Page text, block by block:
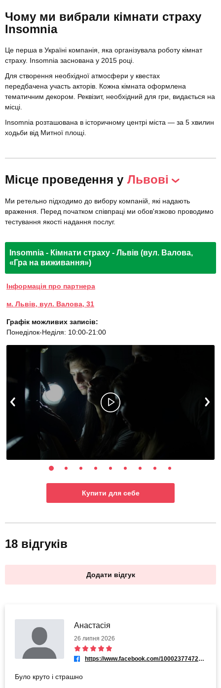
Чому ми вибрали кімнати страху
Insomnia
Це перша в Україні компанія, яка організувала роботу кімнат
страху. Insomnia заснована у 2015 році.
Для створення необхідної атмосфери у квестах
передбачена участь акторів. Кожна кімната оформлена
тематичним декором. Реквізит, необхідний для гри, видається на
місці.
Insomnia розташована в історичному центрі міста — за 5 хвилин
ходьби від Митної площі.
Місце проведення у Львові
Ми ретельно підходимо до вибору компаній, які надають
враження. Перед початком співпраці ми обов'язково проводимо
тестування якості надання послуг.
Insomnia - Кімнати страху - Львів (вул. Валова,
«Гра на виживання»)
Інформація про партнера
м. Львів, вул. Валова, 31
Графік можливих записів:
Понеділок-Неділя: 10:00-21:00
Купити для себе
18 відгуків
Додати відгук
Анастасія
26 липня 2026
https://www.facebook.com/100023774723932
Було круто і страшно